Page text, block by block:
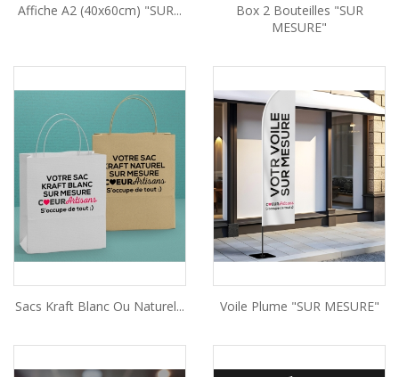
Affiche A2 (40x60cm) "SUR...
Box 2 Bouteilles "SUR
MESURE"
Sacs Kraft Blanc Ou Naturel... Voile Plume "SUR MESURE"